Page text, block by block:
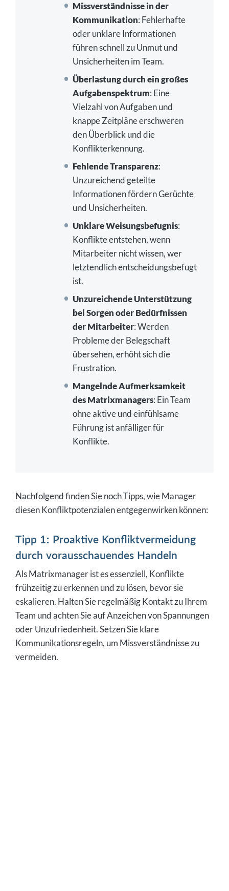
Missverständnisse in der
Kommunikation: Fehlerhafte
oder unklare Informationen
führen schnell zu Unmut und
Unsicherheiten im Team.
Überlastung durch ein großes
Aufgabenspektrum: Eine
Vielzahl von Aufgaben und
knappe Zeitpläne erschweren
den Überblick und die
Konflikterkennung.
Fehlende Transparenz:
Unzureichend geteilte
Informationen fördern Gerüchte
und Unsicherheiten.
Unklare Weisungsbefugnis:
Konflikte entstehen, wenn
Mitarbeiter nicht wissen, wer
letztendlich entscheidungsbefugt
ist.
Unzureichende Unterstützung
bei Sorgen oder Bedürfnissen
der Mitarbeiter: Werden
Probleme der Belegschaft
übersehen, erhöht sich die
Frustration.
Mangelnde Aufmerksamkeit
des Matrixmanagers: Ein Team
ohne aktive und einfühlsame
Führung ist anfälliger für
Konflikte.
Nachfolgend finden Sie noch Tipps, wie Manager
diesen Konfliktpotenzialen entgegenwirken können:
Tipp 1: Proaktive Konfliktvermeidung
durch vorausschauendes Handeln
Als Matrixmanager ist es essenziell, Konflikte
frühzeitig zu erkennen und zu lösen, bevor sie
eskalieren. Halten Sie regelmäßig Kontakt zu Ihrem
Team und achten Sie auf Anzeichen von Spannungen
oder Unzufriedenheit. Setzen Sie klare
Kommunikationsregeln, um Missverständnisse zu
vermeiden.